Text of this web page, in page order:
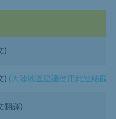
)
) (大陸地區建議使用此連結觀
翻譯)